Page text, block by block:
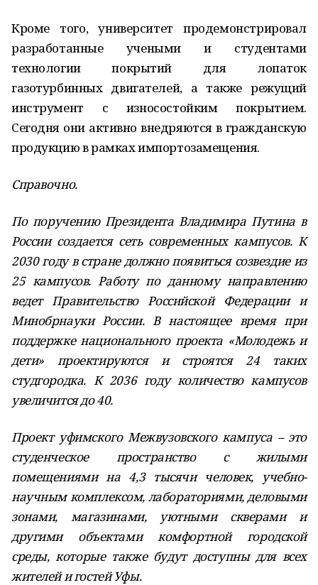
Кроме того, университет продемонстрировал
разработанные учеными и студентами
технологии покрытий для лопаток
газотурбинных двигателей, а также режущий
инструмент с износостойким покрытием.
Сегодня они активно внедряются в гражданскую
продукцию в рамках импортозамещения.
Справочно.
По поручению Президента Владимира Путина в
России создается сеть современных кампусов. К
2030 году в стране должно появиться созвездие из
25 кампусов. Работу по данному направлению
ведет Правительство Российской Федерации и
Минобрнауки России. В настоящее время при
поддержке национального проекта «Молодежь и
дети» проектируются и строятся 24 таких
студгородка. К 2036 году количество кампусов
увеличится до 40.
Проект уфимского Межвузовского кампуса – это
студенческое пространство с жилыми
помещениями на 4,3 тысячи человек, учебно-
научным комплексом, лабораториями, деловыми
зонами, магазинами, уютными скверами и
другими объектами комфортной городской
среды, которые также будут доступны для всех
жителей и гостей Уфы.